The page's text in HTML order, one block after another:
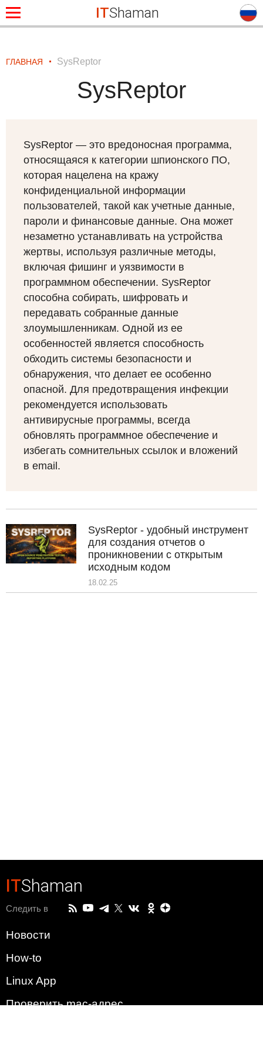
ITShaman
ГЛАВНАЯ SysReptor
SysReptor
SysReptor — это вредоносная программа,
относящаяся к категории шпионского ПО,
которая нацелена на кражу
конфиденциальной информации
пользователей, такой как учетные данные,
пароли и финансовые данные. Она может
незаметно устанавливать на устройства
жертвы, используя различные методы,
включая фишинг и уязвимости в
программном обеспечении. SysReptor
способна собирать, шифровать и
передавать собранные данные
злоумышленникам. Одной из ее
особенностей является способность
обходить системы безопасности и
обнаружения, что делает ее особенно
опасной. Для предотвращения инфекции
рекомендуется использовать
антивирусные программы, всегда
обновлять программное обеспечение и
избегать сомнительных ссылок и вложений
в email.
SysReptor - удобный инструмент
для создания отчетов о
проникновении с открытым
исходным кодом
18.02.25
ITShaman
Следить в
Новости
How-to
Linux App
Проверить mac-адрес